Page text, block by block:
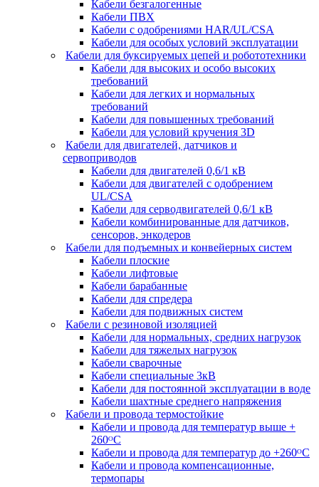
Кабели безгалогенные
Кабели ПВХ
Кабели с одобрениями HAR/UL/CSA
Кабели для особых условий эксплуатации
Кабели для буксируемых цепей и робототехники
Кабели для высоких и особо высоких
требований
Кабели для легких и нормальных
требований
Кабели для повышенных требований
Кабели для условий кручения 3D
Кабели для двигателей, датчиков и
сервоприводов
Кабели для двигателей 0,6/1 кВ
Кабели для двигателей с одобрением
UL/CSA
Кабели для серводвигателей 0,6/1 кВ
Кабели комбинированные для датчиков,
cенсоров, энкодеров
Кабели для подъемных и конвейерных систем
Кабели плоские
Кабели лифтовые
Кабели барабанные
Кабели для спредера
Кабели для подвижных систем
Кабели с резиновой изоляцией
Кабели для нормальных, средних нагрузок
Кабели для тяжелых нагрузок
Кабели сварочные
Кабели специальные 3кВ
Кабели для постоянной эксплуатации в воде
Кабели шахтные среднего напряжения
Кабели и провода термостойкие
Кабели и провода для температур выше +
260ᴼС
Кабели и провода для температур до +260ᴼС
Кабели и провода компенсационные,
термопары